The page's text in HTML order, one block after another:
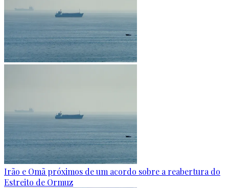
Irão e Omã próximos de um acordo sobre a reabertura do
Estreito de Ormuz